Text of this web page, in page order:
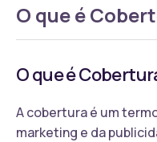
O que é
O que é
A cobertura é um
marketing e da